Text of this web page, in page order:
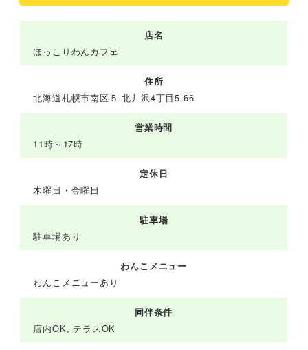
店名
ほっこりわんカフェ
住所
北海道札幌市南区５ 北丿沢4丁目5-66
営業時間
11時～17時
定休日
木曜日・金曜日
駐車場
駐車場あり
わんこメニュー
わんこメニューあり
同伴条件
店内OK, テラスOK